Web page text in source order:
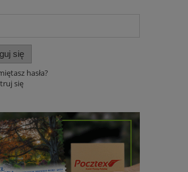
się
hasła?
się